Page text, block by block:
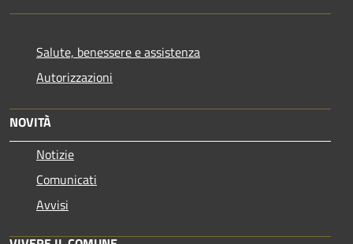
Salute, benessere e assistenza
Autorizzazioni
NOVITÀ
Notizie
Comunicati
Avvisi